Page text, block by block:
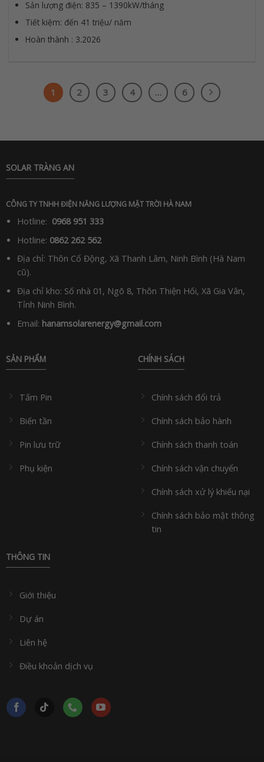
Sản lượng điện: 835 – 1390kW/tháng
Tiết kiệm: đến 41 triệu/ năm
Hoàn thành : 3.2026
1 2 3 4 … 6
SOLAR TRÀNG AN
CÔNG TY TNHH ĐIỆN NĂNG LƯỢNG MẶT TRỜI HÀ NAM
Hotline: 0968 951 333
Hotline: 0862 262 562
Địa chỉ: Thôn Cổ Động, Xã Thanh Lâm, Ninh Bình (Hà Nam
cũ).
Địa chỉ kho: Số nhà 01, Ngõ 8, Thôn Thiện Hối, Xã Gia Vân,
Tỉnh Ninh Bình.
Email: hanamsolarenergy@gmail.com
SẢN PHẨM
Tấm Pin
Biến tần
Pin lưu trữ
Phụ kiện
CHÍNH SÁCH
Chính sách đổi trả
Chính sách bảo hành
Chính sách thanh toán
Chính sách vận chuyển
Chính sách xử lý khiếu nại
Chính sách bảo mật thông
tin
THÔNG TIN
Giới thiệu
Dự án
Liên hệ
Điều khoản dịch vụ